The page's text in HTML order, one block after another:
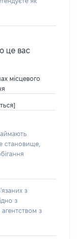
це вас
місцевого
становище,
з
з
з